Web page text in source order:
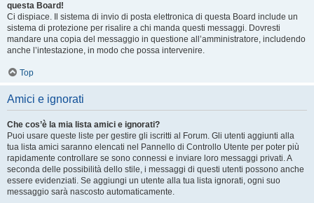
questa Board!
Ci dispiace. Il sistema di invio di posta elettronica di questa Board include un
sistema di protezione per risalire a chi manda questi messaggi. Dovresti
mandare una copia del messaggio in questione all’amministratore, includendo
anche l’intestazione, in modo che possa intervenire.
Top
Amici e ignorati
Che cos’è la mia lista amici e ignorati?
Puoi usare queste liste per gestire gli iscritti al Forum. Gli utenti aggiunti alla
tua lista amici saranno elencati nel Pannello di Controllo Utente per poter più
rapidamente controllare se sono connessi e inviare loro messaggi privati. A
seconda delle possibilità dello stile, i messaggi di questi utenti possono anche
essere evidenziati. Se aggiungi un utente alla tua lista ignorati, ogni suo
messaggio sarà nascosto automaticamente.